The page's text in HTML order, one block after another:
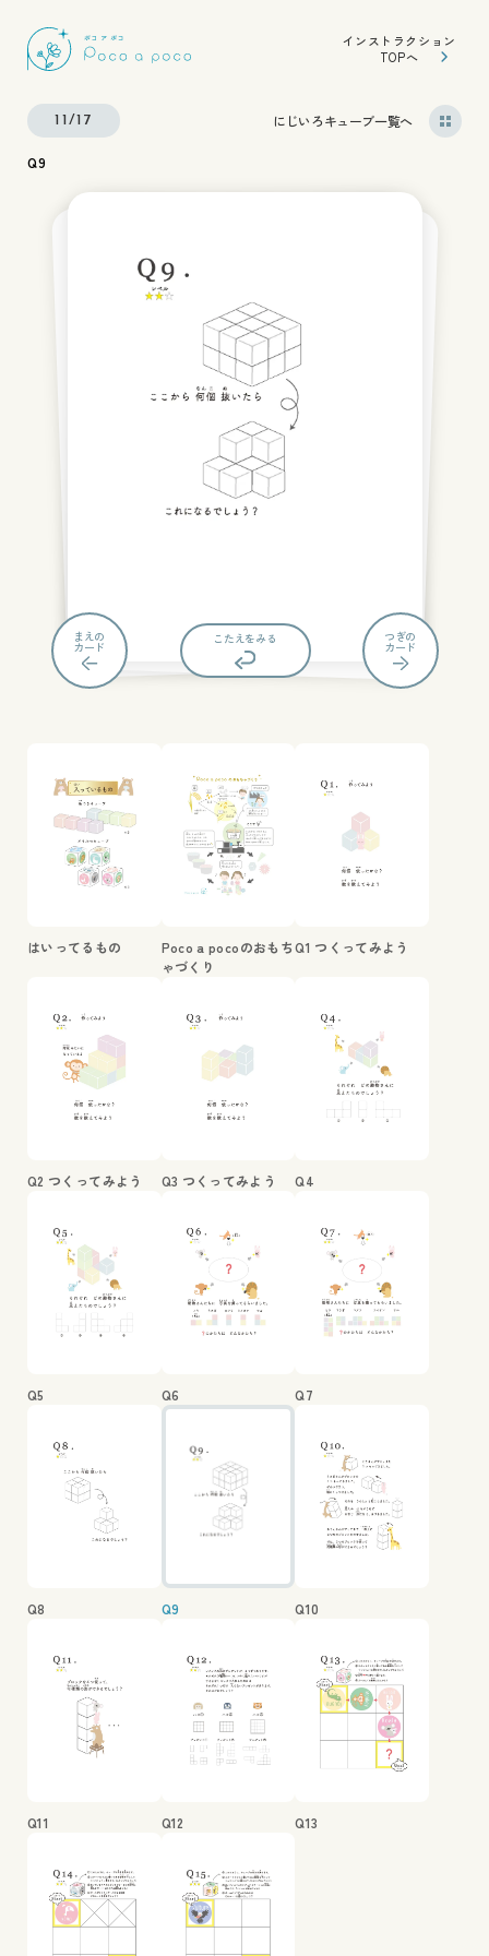
11/17
Q9
にじいろキューブ一覧へ
こたえをみる
もんだいにもどる つぎの
カード
まえの
カード
インストラクション
TOPへ
はいってるもの
Poco a pocoのおもち
ゃづくり
Q1 つくってみよう
Q2 つくってみよう Q3 つくってみよう Q4
Q5 Q6 Q7
Q8 Q9 Q10
Q11 Q12 Q13